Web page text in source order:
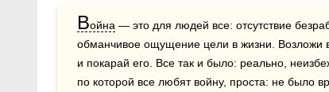
Война — это для людей все: отсутствие
обманчивое ощущение цели в жизни. Возложи
и покарай его. Все так и было: реально,
по которой все любят войну, проста: не было